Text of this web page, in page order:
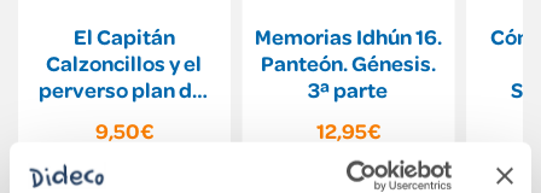
El Capitán
Calzoncillos y el
perverso plan del
9,50€
Comprar
Memorias Idhún 16.
Panteón. Génesis.
3ª parte
12,95€
Comprar